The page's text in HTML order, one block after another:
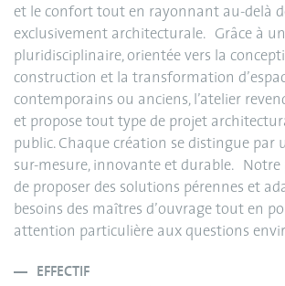
et le confort tout en rayonnant au-delà
exclusivement architecturale. Grâce à
pluridisciplinaire, orientée vers la
construction et la transformation
contemporains ou anciens, l’atelier
et propose tout type de projet
public. Chaque création se distingue par
sur-mesure, innovante et durable. Notre
de proposer des solutions pérennes et
besoins des maîtres d’ouvrage tout en
attention particulière aux questions
EFFECTIF